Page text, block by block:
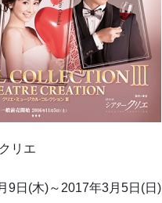
リエ
9日(木)～2017年3月5日(日)